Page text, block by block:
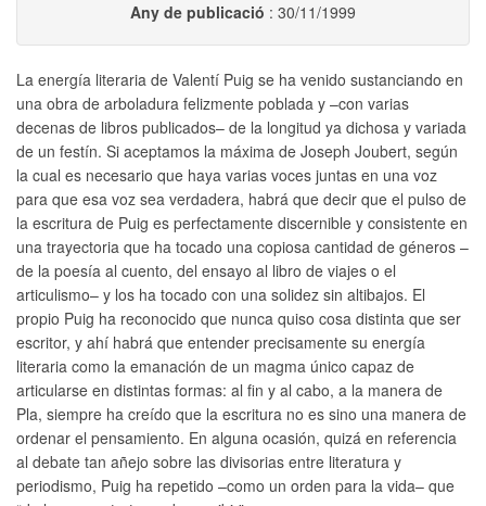
Any de publicació : 30/11/1999
La energía literaria de Valentí Puig se ha venido sustanciando en
una obra de arboladura felizmente poblada y –con varias
decenas de libros publicados– de la longitud ya dichosa y variada
de un festín. Si aceptamos la máxima de Joseph Joubert, según
la cual es necesario que haya varias voces juntas en una voz
para que esa voz sea verdadera, habrá que decir que el pulso de
la escritura de Puig es perfectamente discernible y consistente en
una trayectoria que ha tocado una copiosa cantidad de géneros –
de la poesía al cuento, del ensayo al libro de viajes o el
articulismo– y los ha tocado con una solidez sin altibajos. El
propio Puig ha reconocido que nunca quiso cosa distinta que ser
escritor, y ahí habrá que entender precisamente su energía
literaria como la emanación de un magma único capaz de
articularse en distintas formas: al fin y al cabo, a la manera de
Pla, siempre ha creído que la escritura no es sino una manera de
ordenar el pensamiento. En alguna ocasión, quizá en referencia
al debate tan añejo sobre las divisorias entre literatura y
periodismo, Puig ha repetido –como un orden para la vida– que